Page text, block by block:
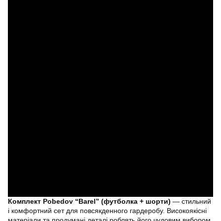
Комплект Pobedov “Barel” (футболка + шорти) — стильний
і комфортний сет для повсякденного гардеробу. Високоякісні